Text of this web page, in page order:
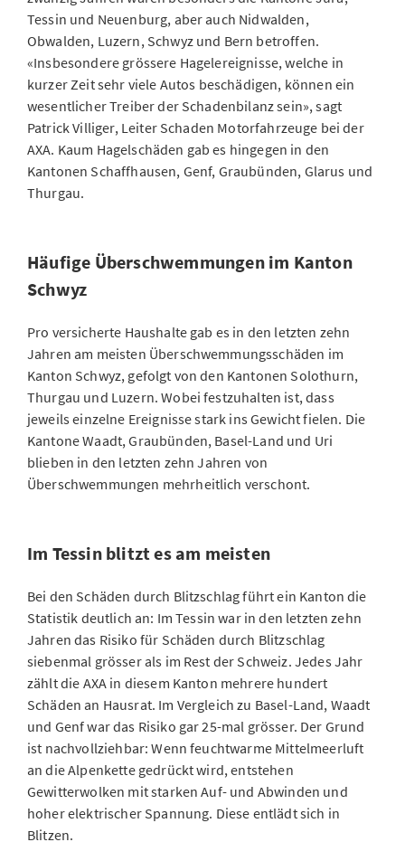
Tessin und Neuenburg, aber auch Nidwalden,
Obwalden, Luzern, Schwyz und Bern betroffen.
«Insbesondere grössere Hagelereignisse, welche in
kurzer Zeit sehr viele Autos beschädigen, können ein
wesentlicher Treiber der Schadenbilanz sein», sagt
Patrick Villiger, Leiter Schaden Motorfahrzeuge bei der
AXA. Kaum Hagelschäden gab es hingegen in den
Kantonen Schaffhausen, Genf, Graubünden, Glarus und
Thurgau.
Häufige Überschwemmungen im Kanton
Schwyz
Pro versicherte Haushalte gab es in den letzten zehn
Jahren am meisten Überschwemmungsschäden im
Kanton Schwyz, gefolgt von den Kantonen Solothurn,
Thurgau und Luzern. Wobei festzuhalten ist, dass
jeweils einzelne Ereignisse stark ins Gewicht fielen. Die
Kantone Waadt, Graubünden, Basel-Land und Uri
blieben in den letzten zehn Jahren von
Überschwemmungen mehrheitlich verschont.
Im Tessin blitzt es am meisten
Bei den Schäden durch Blitzschlag führt ein Kanton die
Statistik deutlich an: Im Tessin war in den letzten zehn
Jahren das Risiko für Schäden durch Blitzschlag
siebenmal grösser als im Rest der Schweiz. Jedes Jahr
zählt die AXA in diesem Kanton mehrere hundert
Schäden an Hausrat. Im Vergleich zu Basel-Land, Waadt
und Genf war das Risiko gar 25-mal grösser. Der Grund
ist nachvollziehbar: Wenn feuchtwarme Mittelmeerluft
an die Alpenkette gedrückt wird, entstehen
Gewitterwolken mit starken Auf- und Abwinden und
hoher elektrischer Spannung. Diese entlädt sich in
Blitzen.